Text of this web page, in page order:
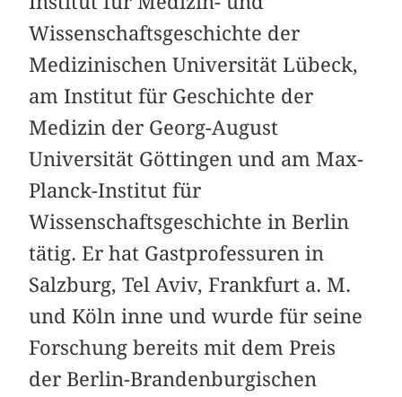
Wissenschaftsgeschichte der
Medizinischen Universität Lübeck,
am Institut für Geschichte der
Medizin der Georg-August
Universität Göttingen und am Max-
Planck-Institut für
Wissenschaftsgeschichte in Berlin
tätig. Er hat Gastprofessuren in
Salzburg, Tel Aviv, Frankfurt a. M.
und Köln inne und wurde für seine
Forschung bereits mit dem Preis
der Berlin-Brandenburgischen